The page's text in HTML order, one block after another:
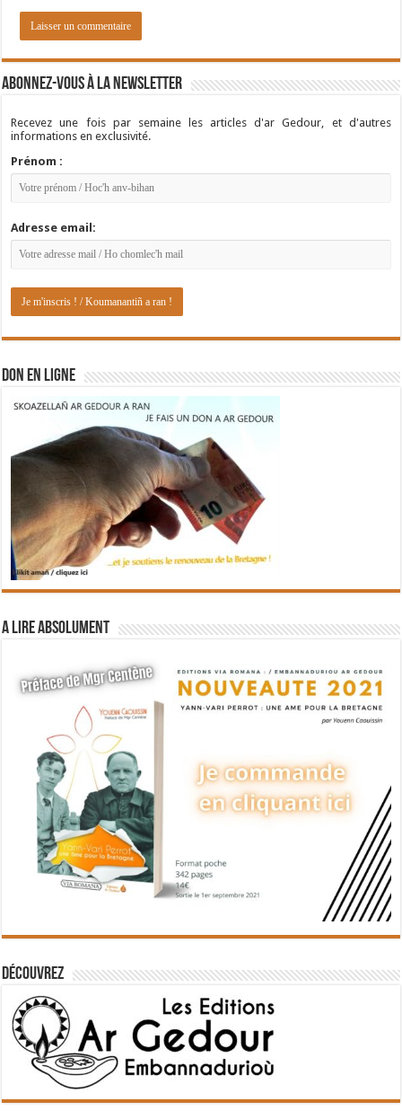
Abonnez-vous à la newsletter
Recevez une fois par semaine les articles d'ar Gedour, et d'autres
informations en exclusivité.
Prénom :
Adresse email:
DON EN LIGNE
A lire absolument
Découvrez